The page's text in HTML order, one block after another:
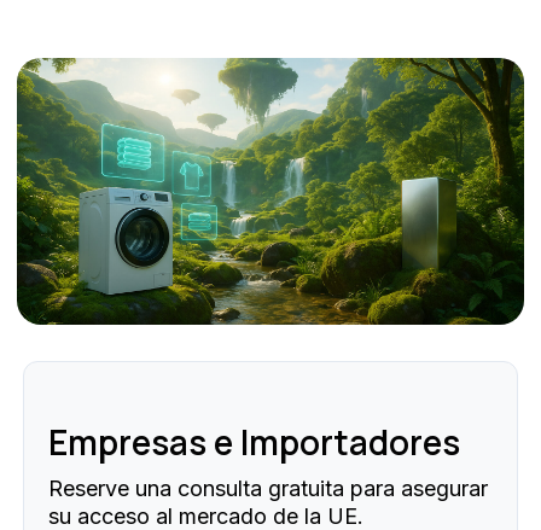
Empresas e Importadores
Reserve una consulta gratuita para asegurar
su acceso al mercado de la UE.